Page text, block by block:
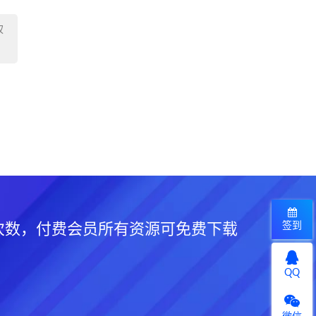
，付费会员所有资源可免费下载 签到
QQ